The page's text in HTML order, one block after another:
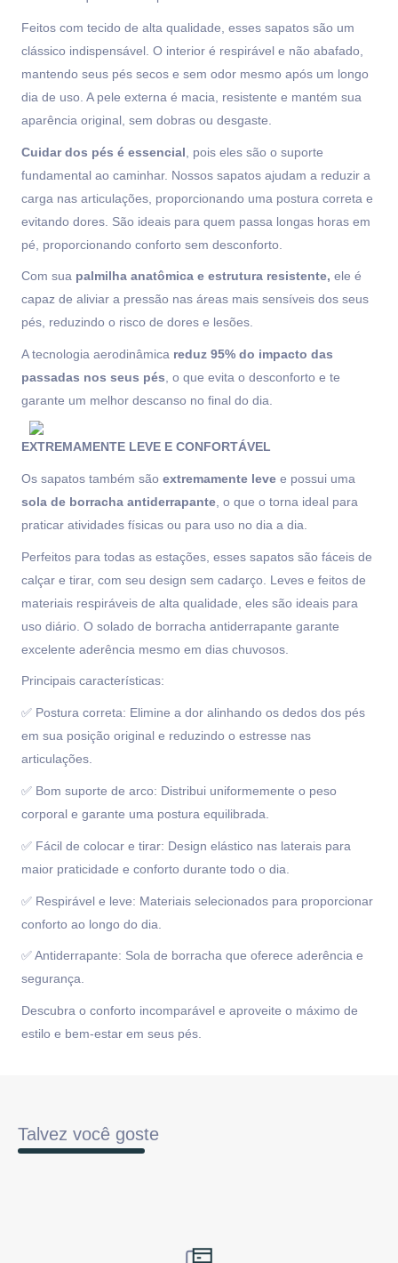
Feitos com tecido de alta qualidade, esses sapatos são um
clássico indispensável. O interior é respirável e não abafado,
mantendo seus pés secos e sem odor mesmo após um longo
dia de uso. A pele externa é macia, resistente e mantém sua
aparência original, sem dobras ou desgaste.
Cuidar dos pés é essencial , pois eles são o suporte
fundamental ao caminhar. Nossos sapatos ajudam a reduzir a
carga nas articulações, proporcionando uma postura correta e
evitando dores. São ideais para quem passa longas horas em
pé, proporcionando conforto sem desconforto.
Com sua palmilha anatômica e estrutura resistente, ele é
capaz de aliviar a pressão nas áreas mais sensíveis dos seus
pés, reduzindo o risco de dores e lesões.
A tecnologia aerodinâmica reduz 95% do impacto das
passadas nos seus pés, o que evita o desconforto e te
garante um melhor descanso no final do dia.
EXTREMAMENTE LEVE E CONFORTÁVEL
Os sapatos também são extremamente leve e possui uma
sola de borracha antiderrapante , o que o torna ideal para
praticar atividades físicas ou para uso no dia a dia.
Perfeitos para todas as estações, esses sapatos são fáceis de
calçar e tirar, com seu design sem cadarço. Leves e feitos de
materiais respiráveis de alta qualidade, eles são ideais para
uso diário. O solado de borracha antiderrapante garante
excelente aderência mesmo em dias chuvosos.
Principais características:
✅ Postura correta: Elimine a dor alinhando os dedos dos pés
em sua posição original e reduzindo o estresse nas
articulações.
✅ Bom suporte de arco: Distribui uniformemente o peso
corporal e garante uma postura equilibrada.
✅ Fácil de colocar e tirar: Design elástico nas laterais para
maior praticidade e conforto durante todo o dia.
✅ Respirável e leve: Materiais selecionados para proporcionar
conforto ao longo do dia.
✅ Antiderrapante: Sola de borracha que oferece aderência e
segurança.
Descubra o conforto incomparável e aproveite o máximo de
estilo e bem-estar em seus pés.
Talvez você goste